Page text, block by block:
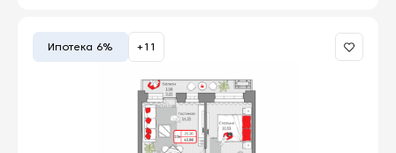
Ипотека 6% +11